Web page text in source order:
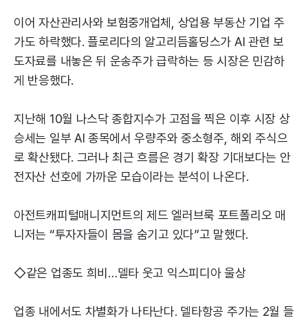
이어 자산관리사와 보험중개업체, 상업용 부동산 기업 주
가도 하락했다. 플로리다의 알고리듬홀딩스가 AI 관련 보
도자료를 내놓은 뒤 운송주가 급락하는 등 시장은 민감하
게 반응했다.
지난해 10월 나스닥 종합지수가 고점을 찍은 이후 시장 상
승세는 일부 AI 종목에서 우량주와 중소형주, 해외 주식으
로 확산됐다. 그러나 최근 흐름은 경기 확장 기대보다는 안
전자산 선호에 가까운 모습이라는 분석이 나온다.
아전트캐피털매니지먼트의 제드 엘러브룩 포트폴리오 매
니저는 “투자자들이 몸을 숨기고 있다”고 말했다.
◇같은 업종도 희비…델타 웃고 익스피디아 울상
업종 내에서도 차별화가 나타난다. 델타항공 주가는 2월 들